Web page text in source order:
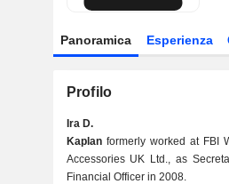
Panoramica Esperienza
Profilo
Ira D.
Kaplanformerly worked at FBI
Accessories UK Ltd., as
Financial Officer in 2008.